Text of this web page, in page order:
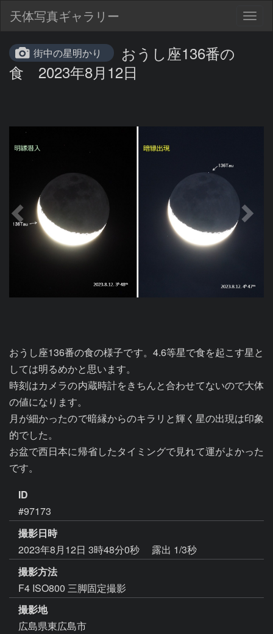
天体写真ギャラリー
街中の星明かり
おうし座136番の
食 2023年8月12日
おうし座136番の食の様子です。4.6等星で食を起こす星と
しては明るめかと思います。
時刻はカメラの内蔵時計をきちんと合わせてないので大体
の値になります。
月が細かったので暗縁からのキラリと輝く星の出現は印象
的でした。
お盆で西日本に帰省したタイミングで見れて運がよかった
です。
ID
#97173
撮影日時
2023年8月12日 3時48分0秒
露出 1/3秒
撮影方法
F4 ISO800 三脚固定撮影
撮影地
広島県東広島市